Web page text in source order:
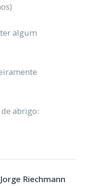
algum
abrigo:
Riechmann